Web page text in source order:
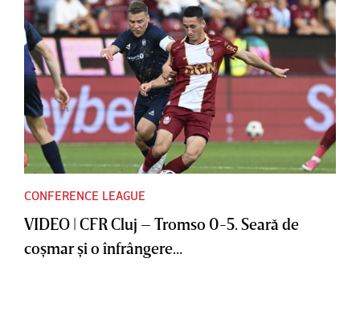
CONFERENCE LEAGUE
VIDEO | CFR Cluj – Tromso 0-5. Seară de
coşmar şi o înfrângere...